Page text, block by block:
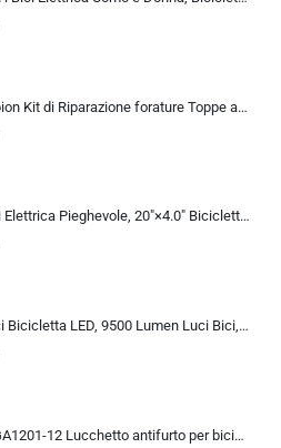
VeloChampion Kit di Riparazione forature Toppe autoadesive per Pneumatici da Bici per Strada, MTB, BMX, ebike | per forature
VARUN Bici Elettrica Pieghevole, 20″×4.0″ Bicicletta Elettrica da 48V 13Ah Batteria Rimovibile, Autonomia di 60-120 km, Fat B
URAQT Luci Bicicletta LED, 9500 Lumen Luci Bici, USB Ricaricabile 12 LED Super Luminosa, IP65 Impermeabile 5+4 modalità, Luce
GRIFEMA GA1201-12 Lucchetto antifurto per bicicletta con chiave, lucchetto a catena per biciclette, moto, scooter, 120 cm, ne